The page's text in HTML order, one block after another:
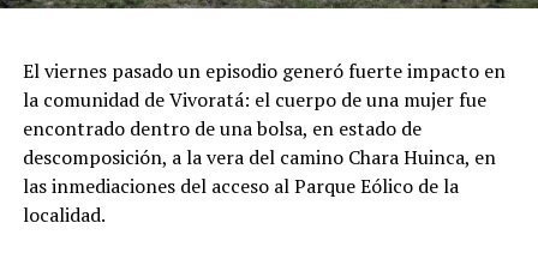
arboledas y dejarse tentar por una taza de chocolate
caliente mientras se disfruta de buena música es el plan
perfecto para escaparse de la rutina este fin de semana
largo.
INFORMACIÓN GENERAL DEL EVENTO
El viernes pasado un episodio generó fuerte impacto en
la comunidad de Vivoratá: el cuerpo de una mujer fue
encontrado dentro de una bolsa, en estado de
descomposición, a la vera del camino Chara Huinca, en
las inmediaciones del acceso al Parque Eólico de la
localidad.